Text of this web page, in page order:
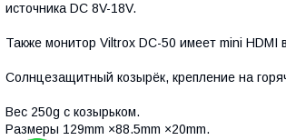
источника DC 8V-18V.
Также монитор Viltrox DC-50 имеет mini HDMI
Солнцезащитный козырёк, крепление на
Вес 250g с козырьком.
Размеры 129mm ×88.5mm ×20mm.